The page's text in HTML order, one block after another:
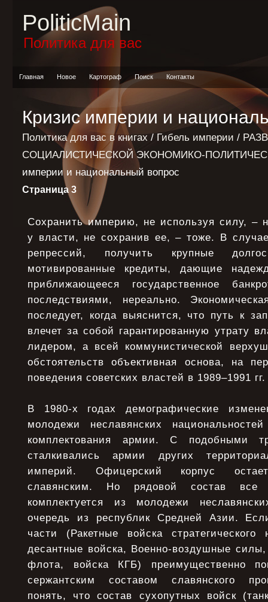
PoliticMain
Политика для вас
Главная Новое Картограф Поиск Контакты
Кризис империи и
Политика для вас в книгах / Гибель империи /
СОЦИАЛИСТИЧЕСКОЙ ЭКОНОМИКО-
империи и национальный вопрос
Страница 3
Сохранить империю, не используя силу, –
у власти, не сохранив ее, – тоже. В
репрессий, получить крупные
мотивированные кредиты, дающие
приближающееся государственное
последствиями, нереально.
последует, когда выяснится, что путь к
влечет за собой гарантированную утрату
лидером, а всей коммунистической
обстоятельств объективная основа, на
поведения советских властей в 1989–1991 гг.
В 1980-х годах демографические
молодежи неславянских
комплектования армии. С подобными
сталкивались армии других
империй. Офицерский корпус
славянским. Но рядовой состав
комплектуется из молодежи
очередь из республик Средней Азии.
части (Ракетные войска стратегического
десантные войска, Военно-воздушные силы,
флота, войска КГБ) преимущественно
сержантским составом славянского
понять, что состав сухопутных войск